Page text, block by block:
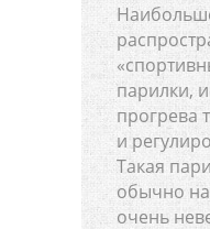
парилки,
прогрева
и
Такая
обычно
очень